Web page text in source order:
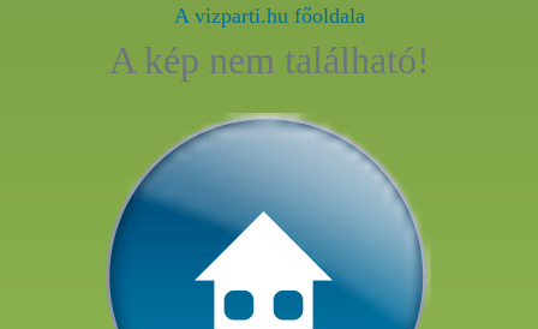
A vizparti.hu főoldala
A kép nem található!